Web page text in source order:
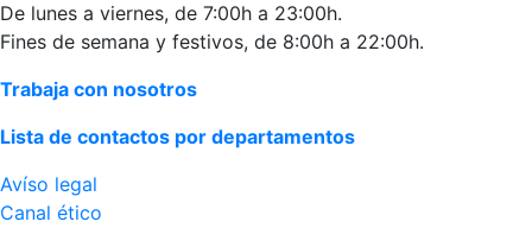
De lunes a viernes, de 7:00h a 23:00h.
Fines de semana y festivos, de 8:00h a 22:00h.
Trabaja con nosotros
Lista de contactos por departamentos
Avíso legal
Canal ético